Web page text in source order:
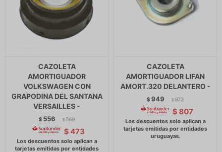
CAZOLETA
AMORTIGUADOR
VOLKSWAGEN CON
GRAPODINA DEL SANTANA
VERSAILLES -
$ 556 $ 569
$ 473
CAZOLETA
AMORTIGUADOR LIFAN
AMORT.320 DELANTERO -
$949 $ 972
$ 807